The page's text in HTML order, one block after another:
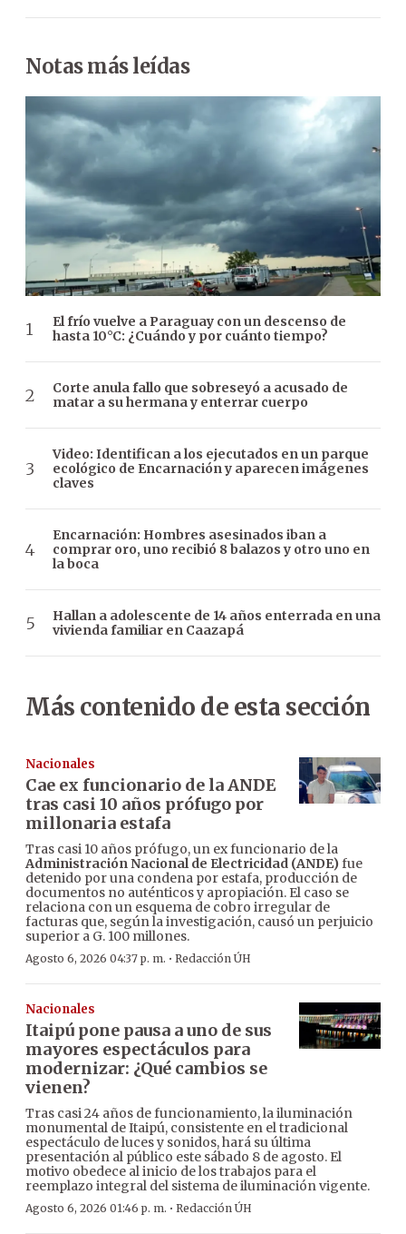
Notas más leídas
El frío vuelve a Paraguay con un descenso de
hasta 10°C: ¿Cuándo y por cuánto tiempo?
Corte anula fallo que sobreseyó a acusado de
matar a su hermana y enterrar cuerpo
Video: Identifican a los ejecutados en un parque
ecológico de Encarnación y aparecen imágenes
claves
Encarnación: Hombres asesinados iban a
comprar oro, uno recibió 8 balazos y otro uno en
la boca
Hallan a adolescente de 14 años enterrada en una
vivienda familiar en Caazapá
Más contenido de esta sección
Nacionales
Cae ex funcionario de la ANDE
tras casi 10 años prófugo por
millonaria estafa
Tras casi 10 años prófugo, un ex funcionario de la
Administración Nacional de Electricidad (ANDE)fue
detenido por una condena por estafa, producción de
documentos no auténticos y apropiación. El caso se
relaciona con un esquema de cobro irregular de
facturas que, según la investigación, causó un perjuicio
superior a G. 100 millones.
Agosto 6, 2026 04:37 p. m. · Redacción ÚH
Nacionales
Itaipú pone pausa a uno de sus
mayores espectáculos para
modernizar: ¿Qué cambios se
vienen?
Tras casi 24 años de funcionamiento, la iluminación
monumental de Itaipú, consistente en el tradicional
espectáculo de luces y sonidos, hará su última
presentación al público este sábado 8 de agosto. El
motivo obedece al inicio de los trabajos para el
reemplazo integral del sistema de iluminación vigente.
Agosto 6, 2026 01:46 p. m. · Redacción ÚH